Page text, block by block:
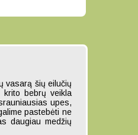
vasarą šių eilučių
krito bebrų veikla
upes,
pastebėti ne
daugiau medžių